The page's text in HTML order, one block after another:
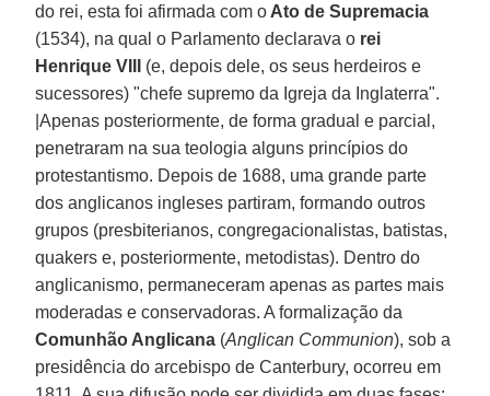
do rei, esta foi afirmada com o Ato de Supremacia
(1534), na qual o Parlamento declarava o rei
Henrique VIII
(e, depois dele, os seus herdeiros e
sucessores) "chefe supremo da Igreja da Inglaterra".
|Apenas posteriormente, de forma gradual e parcial,
penetraram na sua teologia alguns princípios do
protestantismo. Depois de 1688, uma grande parte
dos anglicanos ingleses partiram, formando outros
grupos (presbiterianos, congregacionalistas, batistas,
quakers e, posteriormente, metodistas). Dentro do
anglicanismo, permaneceram apenas as partes mais
moderadas e conservadoras. A formalização da
Comunhão Anglicana (Anglican Communion), sob a
presidência do arcebispo de Canterbury, ocorreu em